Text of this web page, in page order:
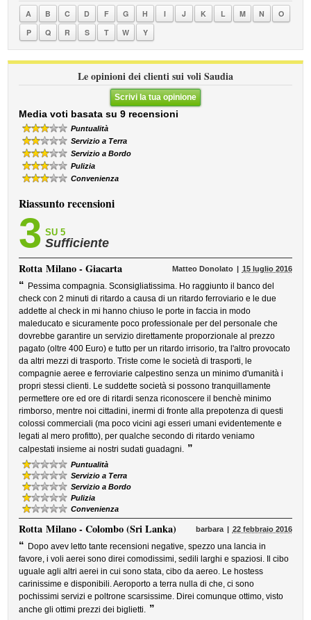
A B C D F G H I J K L M N
O
P
Q R S T W Y
Le opinioni dei clienti sui voli Saudia
Scrivi la tua opinione
Media voti basata su 9 recensioni
Puntualità
Servizio a Terra
Servizio a Bordo
Pulizia
Convenienza
Riassunto recensioni
3 SU 5
Sufficiente
RottaMilano - Giacarta Matteo Donolato 15 luglio 2016
“ Pessima compagnia. Sconsigliatissima. Ho raggiunto il banco del
check con 2 minuti di ritardo a causa di un ritardo ferroviario e le due
addette al check in mi hanno chiuso le porte in faccia in modo
maleducato e sicuramente poco professionale per del personale che
dovrebbe garantire un servizio direttamente proporzionale al prezzo
pagato (oltre 400 Euro) e tutto per un ritardo irrisorio, tra l'altro provocato
da altri mezzi di trasporto. Triste come le società di trasporti, le
compagnie aeree e ferroviarie calpestino senza un minimo d'umanità i
propri stessi clienti. Le suddette società si possono tranquillamente
permettere ore ed ore di ritardi senza riconoscere il benchè minimo
rimborso, mentre noi cittadini, inermi di fronte alla prepotenza di questi
colossi commerciali (ma poco vicini agi esseri umani evidentemente e
legati al mero profitto), per qualche secondo di ritardo veniamo
calpestati insieme ai nostri sudati guadagni. ”
Puntualità
Servizio a Terra
Servizio a Bordo
Pulizia
Convenienza
RottaMilano - Colombo (Sri Lanka) barbara 22 febbraio 2016
“ Dopo avev letto tante recensioni negative, spezzo una lancia in
favore, i voli aerei sono direi comodissimi, sedili larghi e spaziosi. Il cibo
uguale agli altri aerei in cui sono stata, cibo da aereo. Le hostess
carinissime e disponibili. Aeroporto a terra nulla di che, ci sono
pochissimi servizi e poltrone scarsissime. Direi comunque ottimo, visto
anche gli ottimi prezzi dei biglietti. ”